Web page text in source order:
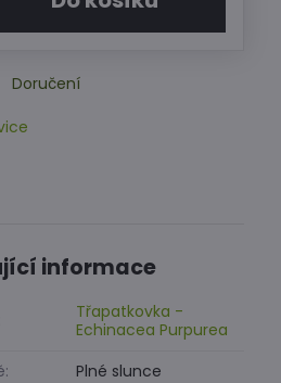
Doručení
informace
Třapatkovka -
Echinacea Purpurea
Plné slunce